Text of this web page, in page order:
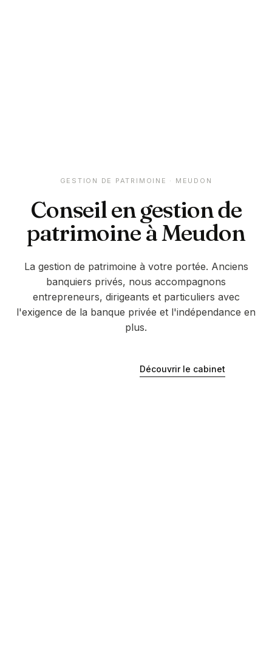
GESTION DE PATRIMOINE · MEUDON
Conseil en gestion de
patrimoine àMeudon
La gestion de patrimoine à votre portée. Anciens
banquiers privés, nous accompagnons
entrepreneurs, dirigeants et particuliers avec
l'exigence de la banque privée et l'indépendance en
plus.
Découvrir le cabinet